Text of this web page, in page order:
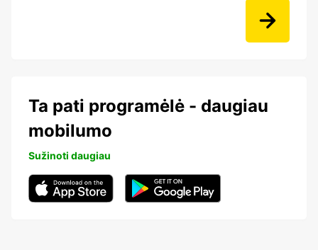
Ta pati programėlė - daugiau
mobilumo
Sužinoti daugiau